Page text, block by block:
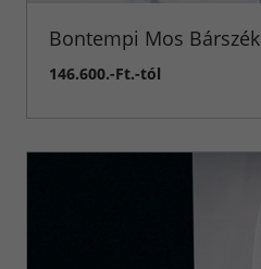
Bontempi Mos Bárszék
146.600.-Ft.-tól